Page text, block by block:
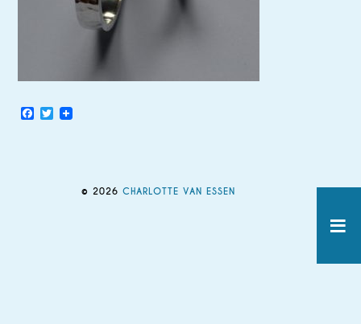
Facebook
Twitter
© 2026 CHARLOTTE VAN ESSEN